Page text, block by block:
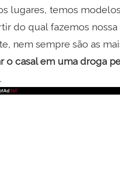
lugares, temos
do qual fazemos
nem sempre são as
o casal em uma droga